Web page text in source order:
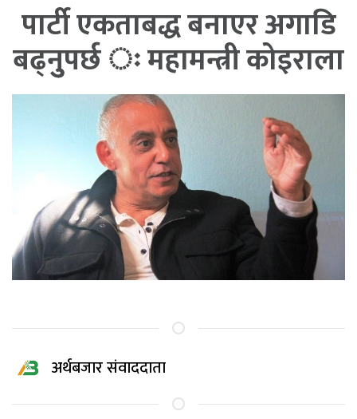
पार्टी एकताबद्ध बनाएर अगाडि
बढ्नुुपर्छ ः महामन्त्री कोइराला
अर्थबजार संवाददाता